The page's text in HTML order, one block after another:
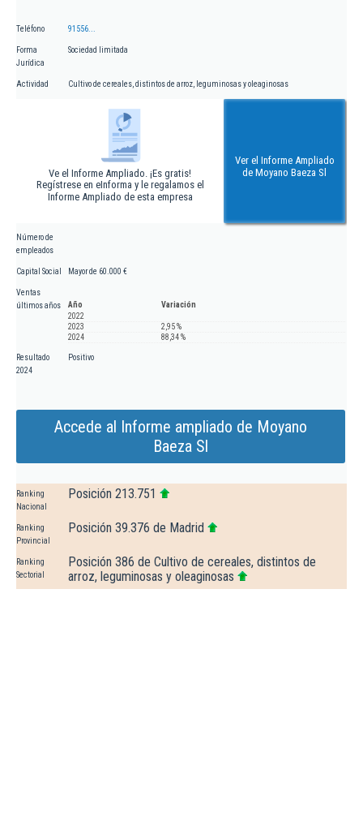
Teléfono 91556...
Forma
Jurídica
Sociedad limitada
Actividad Cultivo de cereales, distintos de arroz, leguminosas y oleaginosas
Ve el Informe Ampliado. ¡Es gratis!
Regístrese en eInforma y le regalamos el
Informe Ampliado de esta empresa
Ver el Informe Ampliado
de Moyano Baeza Sl
Número de
empleados
Capital Social Mayor de 60.000 €
Ventas
últimos años
Año
Variación
2022
2023
2,95 %
2024
88,34 %
Resultado
2024
Positivo
Accede al Informe ampliado de Moyano
Baeza Sl
Ranking
Nacional
Posición 213.751
Ranking
Provincial
Posición 39.376 de Madrid
Ranking
Sectorial
Posición 386 de Cultivo de cereales, distintos de
arroz, leguminosas y oleaginosas